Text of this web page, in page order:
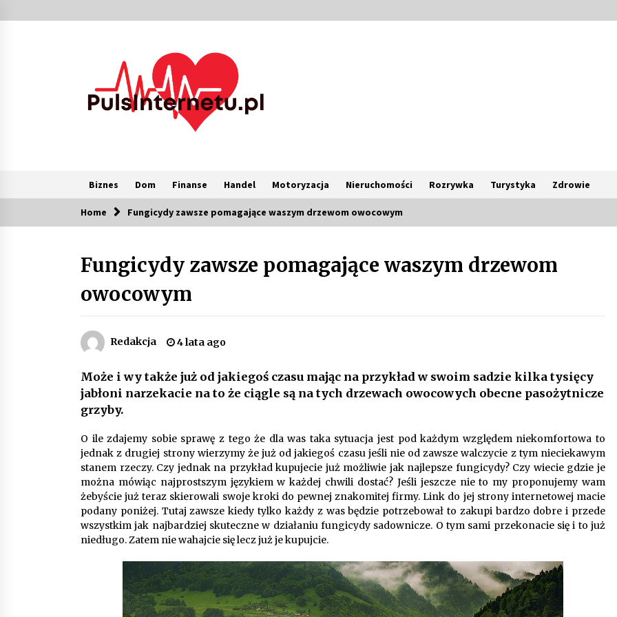
to
Biznes Dom Finanse Handel Motoryzacja Nieruchomości Rozrywka Turystyka Zdrowie
Popularne
Kolejki i zadania w tle w laravel –
jak przyspieszyć aplikację
2 miesiące ago
Poczucie bezpieczeństwa a jasne
zasady pracy. Psychologiczne
piecem na drewno, gaz i prąd
Automatyzacja zbierania informacji
zwrotnych – oszczędność czasu
Startpolish w praktyce – jak szybko
przyswajać nowy język?
Jak wybrać idealny stół do jadalni?
poradnik zakupowy
11 miesięcy ago
Nowoczesne rozwiązania
opakowaniowe dopasowane do
potrzeb różnych branż
12 miesięcy ago
Home Fungicydy zawsze pomagające waszym drzewom owocowym
Fungicydy zawsze pomagające waszym drzewom
owocowym
Redakcja 4 lata ago
Może i wy także już od jakiegoś czasu mając na przykład w swoim sadzie kilka tysięcy
jabłoni narzekacie na to że ciągle są na tych drzewach owocowych obecne pasożytnicze
grzyby.
O ile zdajemy sobie sprawę z tego że dla was taka sytuacja jest pod każdym względem niekomfortowa to
jednak z drugiej strony wierzymy że już od jakiegoś czasu jeśli nie od zawsze walczycie z tym nieciekawym
stanem rzeczy. Czy jednak na przykład kupujecie już możliwie jak najlepsze fungicydy? Czy wiecie gdzie je
można mówiąc najprostszym językiem w każdej chwili dostać? Jeśli jeszcze nie to my proponujemy wam
żebyście już teraz skierowali swoje kroki do pewnej znakomitej firmy. Link do jej strony internetowej macie
podany poniżej. Tutaj zawsze kiedy tylko każdy z was będzie potrzebował to zakupi bardzo dobre i przede
wszystkim jak najbardziej skuteczne w działaniu fungicydy sadownicze. O tym sami przekonacie się i to już
niedługo. Zatem nie wahajcie się lecz już je kupujcie.